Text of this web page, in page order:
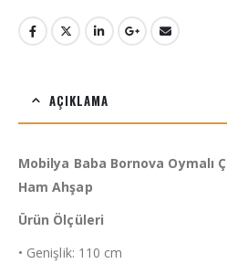
AÇIKLAMA
Mobilya Baba Bornova Oymalı
Ham Ahşap
Ürün Ölçüleri
• Genişlik: 110 cm